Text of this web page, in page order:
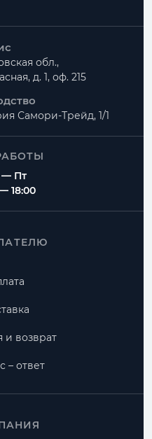
обл.,
д. 1, оф. 215
Самори-Трейд, 1/1
Пт
18:00
и возврат
– ответ